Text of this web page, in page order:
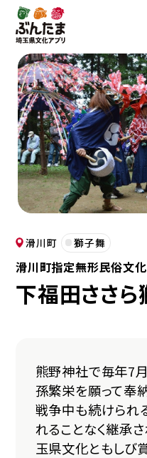
滑川町 獅子舞
滑川町指定無形民俗文
下福田ささ
熊野神社で毎年7
孫繁栄を願って奉
戦争中も続けられ
れることなく継承
玉県文化ともしび